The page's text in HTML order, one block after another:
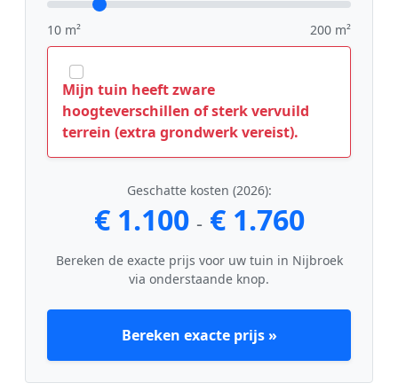
10 m² 200 m²
Mijn tuin heeft zware
hoogteverschillen of sterk vervuild
terrein (extra grondwerk vereist).
Geschatte kosten (2026):
€ 1.100 - € 1.760
Bereken de exacte prijs voor uw tuin in Nijbroek
via onderstaande knop.
Bereken exacte prijs »